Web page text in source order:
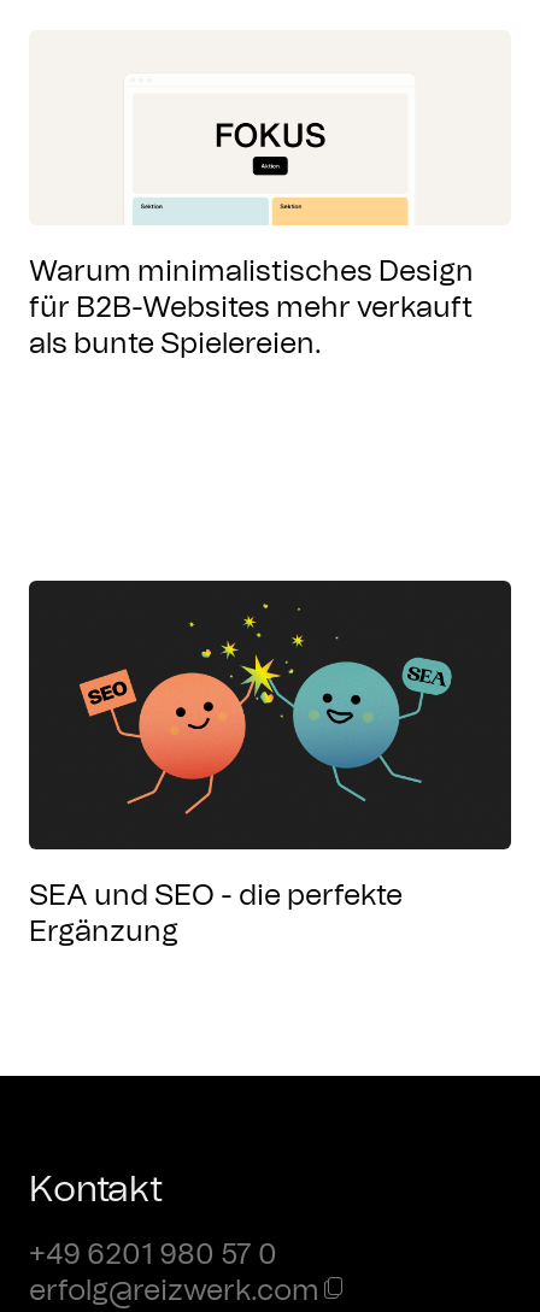
Warum minimalistisches Design
für B2B-Websites mehr verkauft
als bunte Spielereien.
SEA und SEO - die perfekte
Ergänzung
Kontakt
+49 6201 980 57 0
erfolg@reizwerk.com